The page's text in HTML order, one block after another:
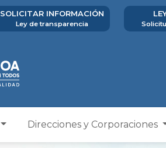
SOLICITAR INFORMACIÓN
Ley de transparencia
Direcciones y Corporaciones